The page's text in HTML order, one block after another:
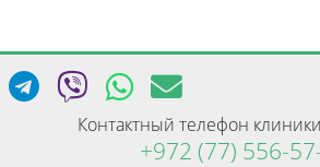
Контактный телефон
+972 (77) 556-